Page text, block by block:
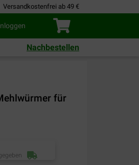
Versandkostenfrei ab 49 €
Nachbestellen
für